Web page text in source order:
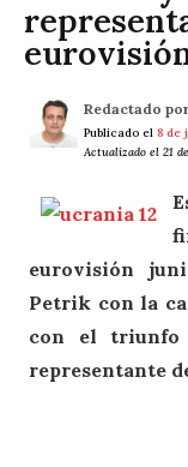
Redactado
Publicado el 8 de
Actualizado el 21
eurovisión
Petrik con la
con el triunfo
representante